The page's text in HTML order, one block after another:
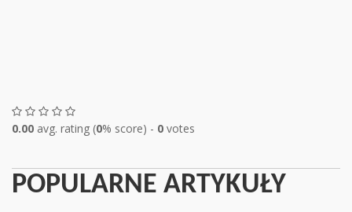
0.00 avg. rating (0% score) - 0 votes
POPULARNE ARTYKUŁY